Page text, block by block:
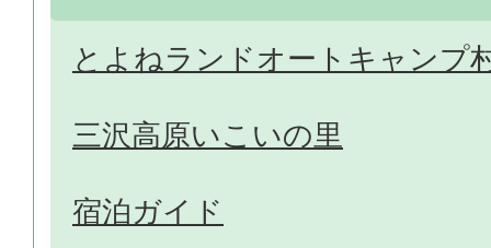
とよねランドオートキャンプ
三沢高原いこいの里
宿泊ガイド